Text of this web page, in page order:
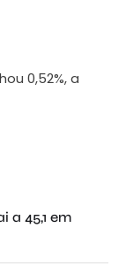
0,52%, a
a 45,1 em